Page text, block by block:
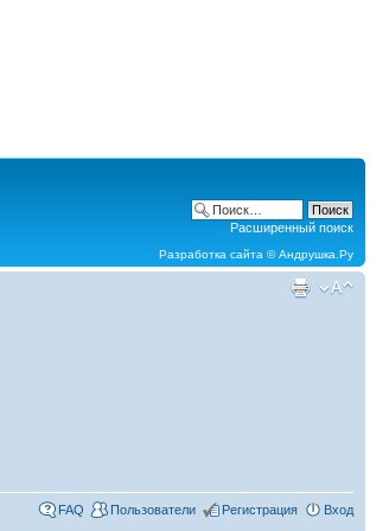
Расширенный поиск
Разработка сайта ©Андрушка.Ру
FAQ Пользователи Регистрация Вход